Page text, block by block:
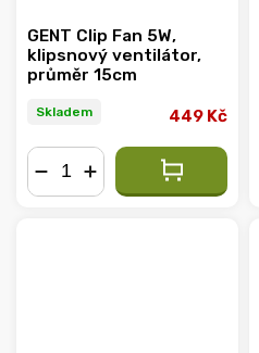
GENT Clip Fan 5W,
klipsnový ventilátor,
průměr 15cm
Skladem 449 Kč